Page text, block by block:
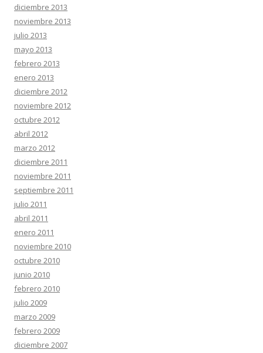
diciembre 2013
noviembre 2013
julio 2013
mayo 2013
febrero 2013
enero 2013
diciembre 2012
noviembre 2012
octubre 2012
abril 2012
marzo 2012
diciembre 2011
noviembre 2011
septiembre 2011
julio 2011
abril 2011
enero 2011
noviembre 2010
octubre 2010
junio 2010
febrero 2010
julio 2009
marzo 2009
febrero 2009
diciembre 2007